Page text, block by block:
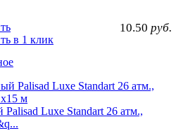
10.50 руб.
в 1 клик
Luxe Standart 26 атм.,